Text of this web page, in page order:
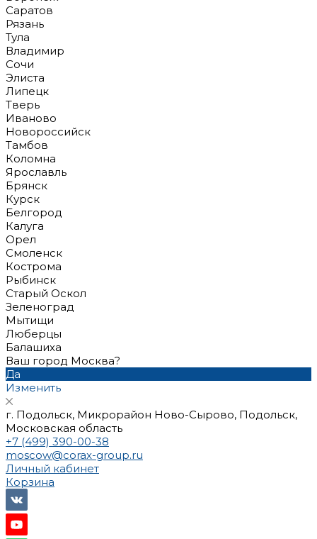
Саратов
Рязань
Тула
Владимир
Сочи
Элиста
Липецк
Тверь
Иваново
Новороссийск
Тамбов
Коломна
Ярославль
Брянск
Курск
Белгород
Калуга
Орел
Смоленск
Кострома
Рыбинск
Старый Оскол
Зеленоград
Мытищи
Люберцы
Балашиха
Ваш город Москва?
Да
Изменить
г. Подольск, Микрорайон Ново-Сырово, Подольск,
Московская область
+7 (499) 390-00-38
moscow@corax-group.ru
Личный кабинет
Корзина